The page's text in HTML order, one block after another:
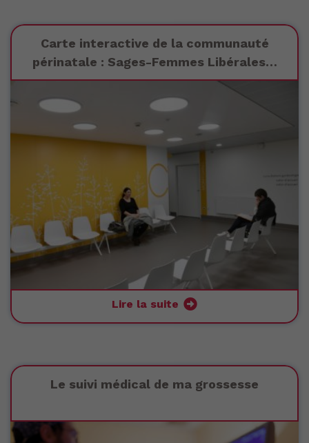
MON SÉJOUR
MON BÉBÉ EST HOSPITALISÉ
LA SORTIE
LES RÉSEAUX PARTENAIRES
Carte interactive de la communauté
périnatale : Sages-Femmes Libérales…
Lire la suite
Le suivi médical de ma grossesse